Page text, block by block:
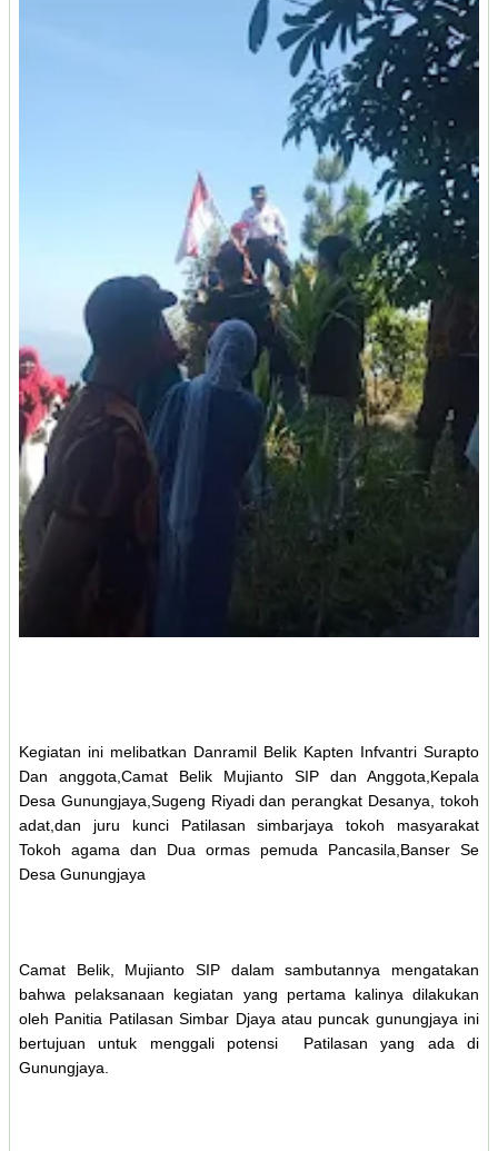
Kegiatan ini melibatkan Danramil Belik Kapten Infvantri Surapto
Dan anggota,Camat Belik Mujianto SIP dan Anggota,Kepala
Desa Gunungjaya,Sugeng Riyadi dan perangkat Desanya, tokoh
adat,dan juru kunci Patilasan simbarjaya tokoh masyarakat
Tokoh agama dan Dua ormas pemuda Pancasila,Banser Se
Desa Gunungjaya
Camat Belik, Mujianto SIP dalam sambutannya mengatakan
bahwa pelaksanaan kegiatan yang pertama kalinya dilakukan
oleh Panitia Patilasan Simbar Djaya atau puncak gunungjaya ini
bertujuan untuk menggali potensi Patilasan yang ada di
Gunungjaya.